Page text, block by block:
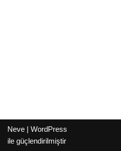
Neve | WordPress
ile güçlendirilmiştir